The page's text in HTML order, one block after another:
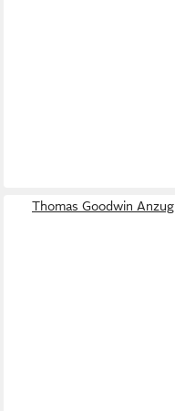
Thomas Goodwin Anzug